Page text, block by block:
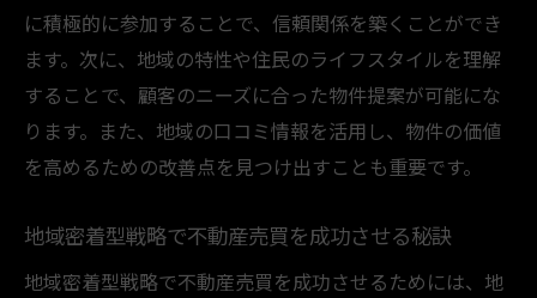
に積極的に参加することで、信頼関係を築くことができ
ます。次に、地域の特性や住民のライフスタイルを理解
することで、顧客のニーズに合った物件提案が可能にな
ります。また、地域の口コミ情報を活用し、物件の価値
を高めるための改善点を見つけ出すことも重要です。
地域密着型戦略で不動産売買を成功させる秘訣
地域密着型戦略で不動産売買を成功させるためには、地